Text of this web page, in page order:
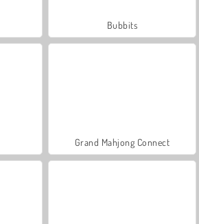
Bubbits
Grand Mahjong Connect